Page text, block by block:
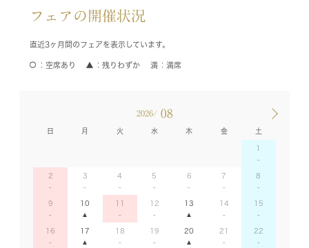
フェアの開催状況
直近3ヶ月間のフェアを表示しています。
空席あり 残りわずか 満席
2026/ 08
日 月 火 水 木 金 土
1
2 3 4 5 6 7 8
9 10 11 12 13 14 15
16 17 18 19 20 21 22